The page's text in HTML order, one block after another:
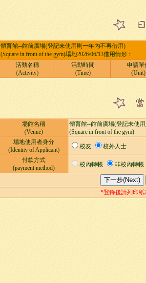
體育館--館前廣場(登記未使用則一年內不再借用)
(Square in front of the gym)場地2026/06/13借用情形：
活動名稱
(Activity)
活動時間
(Time)
申請單
(Unit)
場館名稱
(Venue)
體育館--館前廣場(登記未使
(Square in front of the gym)
場地使用者身分
(Identity of Applicant)
校友
校外人士
付款方式
(payment method)
校內轉帳 非校內轉帳
*登錄後請列印